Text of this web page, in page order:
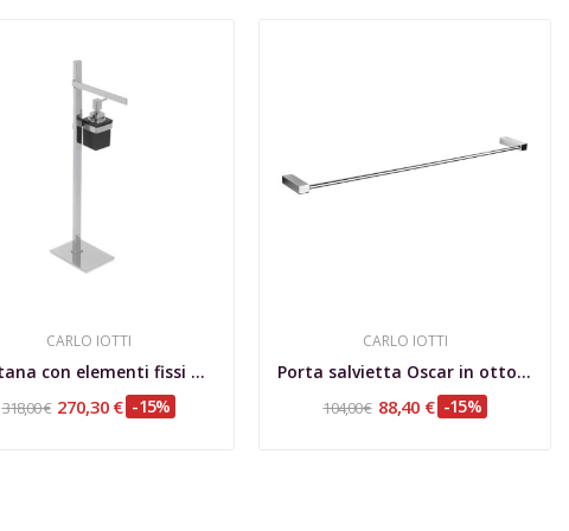
CARLO IOTTI
Piantana con elementi fissi porta salvietta...
318,00 € 270,30 € -15%
CARLO IOTTI
Porta salvietta Oscar in ottone cromato cm 55
104,00 € 88,40 € -15%